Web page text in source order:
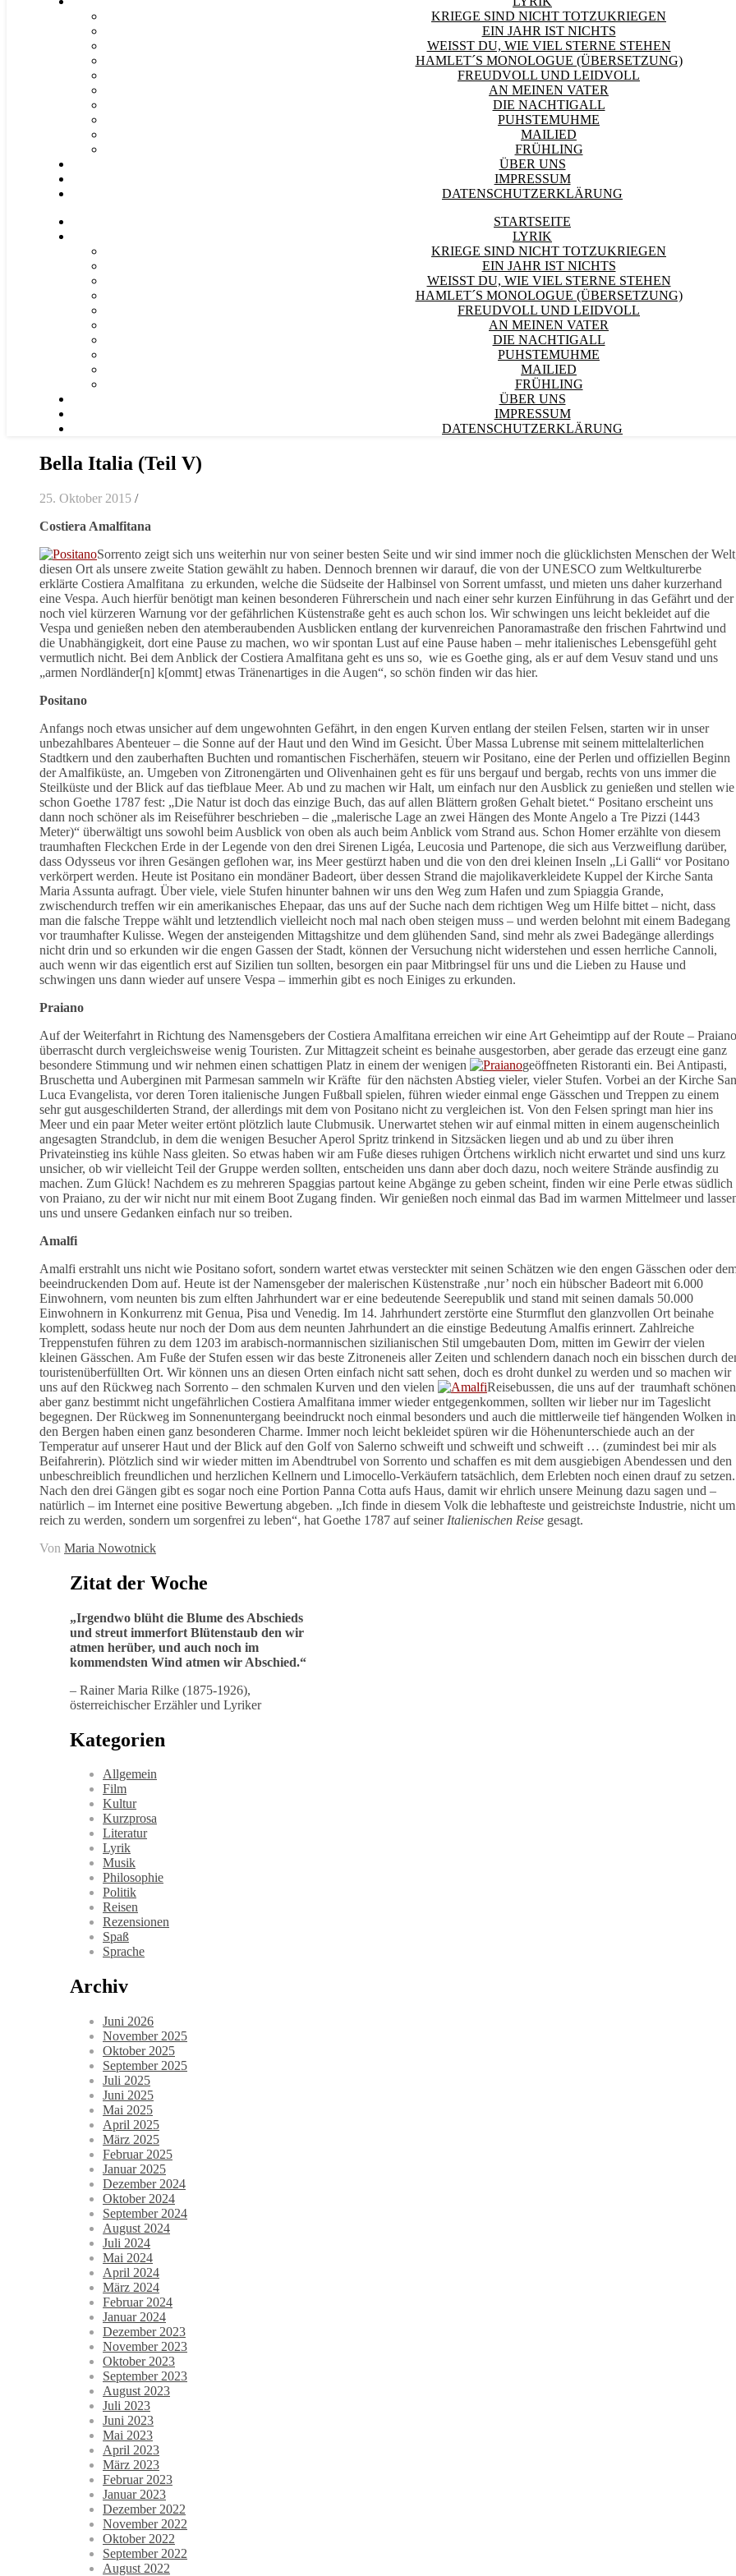
KRIEGE SIND NICHT TOTZUKRIEGEN
EIN JAHR IST NICHTS
WEISST DU, WIE VIEL STERNE STEHEN
HAMLET´S MONOLOGUE (ÜBERSETZUNG)
FREUDVOLL UND LEIDVOLL
AN MEINEN VATER
DIE NACHTIGALL
PUHSTEMUHME
MAILIED
FRÜHLING
ÜBER UNS
IMPRESSUM
DATENSCHUTZERKLÄRUNG
STARTSEITE
LYRIK
KRIEGE SIND NICHT TOTZUKRIEGEN
EIN JAHR IST NICHTS
WEISST DU, WIE VIEL STERNE STEHEN
HAMLET´S MONOLOGUE (ÜBERSETZUNG)
FREUDVOLL UND LEIDVOLL
AN MEINEN VATER
DIE NACHTIGALL
PUHSTEMUHME
MAILIED
FRÜHLING
ÜBER UNS
IMPRESSUM
DATENSCHUTZERKLÄRUNG
Bella Italia (Teil V)
25. Oktober 2015 /
Costiera Amalfitana
Sorrento zeigt sich uns weiterhin nur von seiner besten Seite und wir sind immer noch die glücklichsten Menschen der
diesen Ort als unsere zweite Station gewählt zu haben. Dennoch brennen wir darauf, die von der UNESCO zum Weltkulturerbe
erklärte Costiera Amalfitana zu erkunden, welche die Südseite der Halbinsel von Sorrent umfasst, und mieten uns daher kurzerhand
eine Vespa. Auch hierfür benötigt man keinen besonderen Führerschein und nach einer sehr kurzen Einführung in das Gefährt und der
noch viel kürzeren Warnung vor der gefährlichen Küstenstraße geht es auch schon los. Wir schwingen uns leicht bekleidet auf die
Vespa und genießen neben den atemberaubenden Ausblicken entlang der kurvenreichen Panoramastraße den frischen Fahrtwind und
die Unabhängigkeit, dort eine Pause zu machen, wo wir spontan Lust auf eine Pause haben – mehr italienisches Lebensgefühl geht
vermutlich nicht. Bei dem Anblick der Costiera Amalfitana geht es uns so, wie es Goethe ging, als er auf dem Vesuv stand und uns
„armen Nordländer[n] k[ommt] etwas Tränenartiges in die Augen“, so schön finden wir das hier.
Positano
Anfangs noch etwas unsicher auf dem ungewohnten Gefährt, in den engen Kurven entlang der steilen Felsen, starten wir in unser
unbezahlbares Abenteuer – die Sonne auf der Haut und den Wind im Gesicht. Über Massa Lubrense mit seinem mittelalterlichen
Stadtkern und den zauberhaften Buchten und romantischen Fischerhäfen, steuern wir Positano, eine der Perlen und offiziellen Beginn
der Amalfiküste, an. Umgeben von Zitronengärten und Olivenhainen geht es für uns bergauf und bergab, rechts von uns immer die
Steilküste und der Blick auf das tiefblaue Meer. Ab und zu machen wir Halt, um einfach nur den Ausblick zu genießen und stellen wie
schon Goethe 1787 fest: „Die Natur ist doch das einzige Buch, das auf allen Blättern großen Gehalt bietet.“ Positano erscheint uns
dann noch schöner als im Reiseführer beschrieben – die „malerische Lage an zwei Hängen des Monte Angelo a Tre Pizzi (1443
Meter)“ überwältigt uns sowohl beim Ausblick von oben als auch beim Anblick vom Strand aus. Schon Homer erzählte von diesem
traumhaften Fleckchen Erde in der Legende von den drei Sirenen Ligéa, Leucosia und Partenope, die sich aus Verzweiflung darüber,
dass Odysseus vor ihren Gesängen geflohen war, ins Meer gestürzt haben und die von den drei kleinen Inseln „Li Galli“ vor Positano
verkörpert werden. Heute ist Positano ein mondäner Badeort, über dessen Strand die majolikaverkleidete Kuppel der Kirche Santa
Maria Assunta aufragt. Über viele, viele Stufen hinunter bahnen wir uns den Weg zum Hafen und zum Spiaggia Grande,
zwischendurch treffen wir ein amerikanisches Ehepaar, das uns auf der Suche nach dem richtigen Weg um Hilfe bittet – nicht, dass
man die falsche Treppe wählt und letztendlich vielleicht noch mal nach oben steigen muss – und werden belohnt mit einem Badegang
vor traumhafter Kulisse. Wegen der ansteigenden Mittagshitze und dem glühenden Sand, sind mehr als zwei Badegänge allerdings
nicht drin und so erkunden wir die engen Gassen der Stadt, können der Versuchung nicht widerstehen und essen herrliche Cannoli,
auch wenn wir das eigentlich erst auf Sizilien tun sollten, besorgen ein paar Mitbringsel für uns und die Lieben zu Hause und
schwingen uns dann wieder auf unsere Vespa – immerhin gibt es noch Einiges zu erkunden.
Praiano
Auf der Weiterfahrt in Richtung des Namensgebers der Costiera Amalfitana erreichen wir eine Art Geheimtipp auf der Route – Praiano
überrascht durch vergleichsweise wenig Touristen. Zur Mittagzeit scheint es beinahe ausgestorben, aber gerade das erzeugt eine ganz
besondere Stimmung und wir nehmen einen schattigen Platz in einem der wenigen
geöffneten Ristoranti ein. Bei Antipasti,
Bruschetta und Auberginen mit Parmesan sammeln wir Kräfte für den nächsten Abstieg vieler, vieler Stufen. Vorbei an der Kirche San
Luca Evangelista, vor deren Toren italienische Jungen Fußball spielen, führen wieder einmal enge Gässchen und Treppen zu einem
sehr gut ausgeschilderten Strand, der allerdings mit dem von Positano nicht zu vergleichen ist. Von den Felsen springt man hier ins
Meer und ein paar Meter weiter ertönt plötzlich laute Clubmusik. Unerwartet stehen wir auf einmal mitten in einem augenscheinlich
angesagten Strandclub, in dem die wenigen Besucher Aperol Spritz trinkend in Sitzsäcken liegen und ab und zu über ihren
Privateinstieg ins kühle Nass gleiten. So etwas haben wir am Fuße dieses ruhigen Örtchens wirklich nicht erwartet und sind uns kurz
unsicher, ob wir vielleicht Teil der Gruppe werden sollten, entscheiden uns dann aber doch dazu, noch weitere Strände ausfindig zu
machen. Zum Glück! Nachdem es zu mehreren Spaggias partout keine Abgänge zu geben scheint, finden wir eine Perle etwas südlich
von Praiano, zu der wir nicht nur mit einem Boot Zugang finden. Wir genießen noch einmal das Bad im warmen Mittelmeer und
uns und unsere Gedanken einfach nur so treiben.
Amalfi
Amalfi erstrahlt uns nicht wie Positano sofort, sondern wartet etwas versteckter mit seinen Schätzen wie den engen Gässchen oder
beeindruckenden Dom auf. Heute ist der Namensgeber der malerischen Küstenstraße ‚nur’ noch ein hübscher Badeort mit 6.000
Einwohnern, vom neunten bis zum elften Jahrhundert war er eine bedeutende Seerepublik und stand mit seinen damals 50.000
Einwohnern in Konkurrenz mit Genua, Pisa und Venedig. Im 14. Jahrhundert zerstörte eine Sturmflut den glanzvollen Ort beinahe
komplett, sodass heute nur noch der Dom aus dem neunten Jahrhundert an die einstige Bedeutung Amalfis erinnert. Zahlreiche
Treppenstufen führen zu dem 1203 im arabisch-normannischen sizilianischen Stil umgebauten Dom, mitten im Gewirr der vielen
kleinen Gässchen. Am Fuße der Stufen essen wir das beste Zitroneneis aller Zeiten und schlendern danach noch ein bisschen durch
touristenüberfüllten Ort. Wir können uns an diesen Orten einfach nicht satt sehen, doch es droht dunkel zu werden und so machen wir
uns auf den Rückweg nach Sorrento – den schmalen Kurven und den vielen
Reisebussen, die uns auf der traumhaft
aber ganz bestimmt nicht ungefährlichen Costiera Amalfitana immer wieder entgegenkommen, sollten wir lieber nur im Tageslicht
begegnen. Der Rückweg im Sonnenuntergang beeindruckt noch einmal besonders und auch die mittlerweile tief hängenden Wolken in
den Bergen haben einen ganz besonderen Charme. Immer noch leicht bekleidet spüren wir die Höhenunterschiede auch an der
Temperatur auf unserer Haut und der Blick auf den Golf von Salerno schweift und schweift und schweift … (zumindest bei mir als
Beifahrerin). Plötzlich sind wir wieder mitten im Abendtrubel von Sorrento und schaffen es mit dem ausgiebigen Abendessen und den
unbeschreiblich freundlichen und herzlichen Kellnern und Limocello-Verkäufern tatsächlich, dem Erlebten noch einen drauf zu setzen.
Nach den drei Gängen gibt es sogar noch eine Portion Panna Cotta aufs Haus, damit wir ehrlich unsere Meinung dazu sagen und –
natürlich – im Internet eine positive Bewertung abgeben. „Ich finde in diesem Volk die lebhafteste und geistreichste Industrie, nicht um
reich zu werden, sondern um sorgenfrei zu leben“, hat Goethe 1787 auf seiner Italienischen Reise gesagt.
Von Maria Nowotnick
Zitat der Woche
„Irgendwo blüht die Blume des Abschieds
und streut immerfort Blütenstaub den wir
atmen herüber, und auch noch im
kommendsten Wind atmen wir Abschied.“
– Rainer Maria Rilke (1875-1926),
österreichischer Erzähler und Lyriker
Kategorien
Allgemein
Film
Kultur
Kurzprosa
Literatur
Lyrik
Musik
Philosophie
Politik
Reisen
Rezensionen
Spaß
Sprache
Archiv
Juni 2026
November 2025
Oktober 2025
September 2025
Juli 2025
Juni 2025
Mai 2025
April 2025
März 2025
Februar 2025
Januar 2025
Dezember 2024
Oktober 2024
September 2024
August 2024
Juli 2024
Mai 2024
April 2024
März 2024
Februar 2024
Januar 2024
Dezember 2023
November 2023
Oktober 2023
September 2023
August 2023
Juli 2023
Juni 2023
Mai 2023
April 2023
März 2023
Februar 2023
Januar 2023
Dezember 2022
November 2022
Oktober 2022
September 2022
August 2022